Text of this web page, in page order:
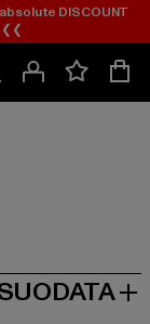
DISCOUNT
❮❮